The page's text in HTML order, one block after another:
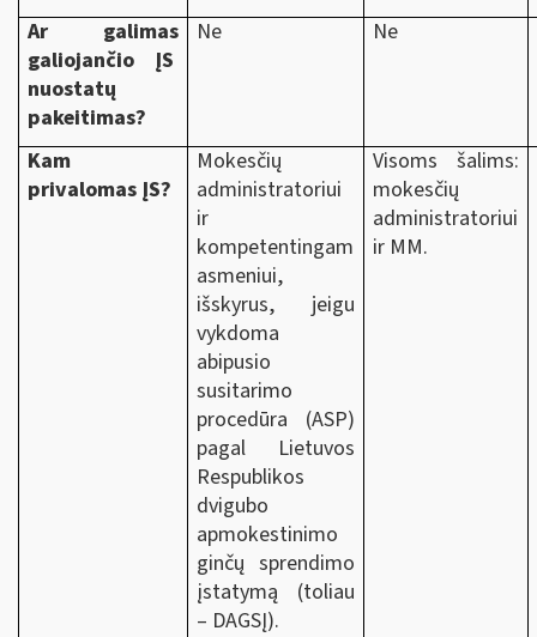
Ar galimas
galiojančio ĮS
nuostatų
pakeitimas?
Ne Ne
Kam
privalomas ĮS?
Mokesčių
administratoriui
ir
kompetentingam
asmeniui,
išskyrus, jeigu
vykdoma
abipusio
susitarimo
procedūra (ASP)
pagal Lietuvos
Respublikos
dvigubo
apmokestinimo
ginčų sprendimo
įstatymą (toliau
– DAGSĮ).
Visoms šalims:
mokesčių
administratoriui
ir MM.